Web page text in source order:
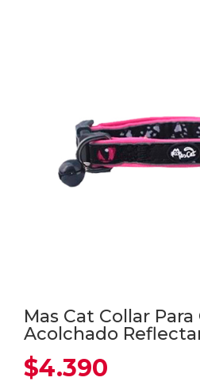
Mas Cat Collar Para
Acolchado
$4.390